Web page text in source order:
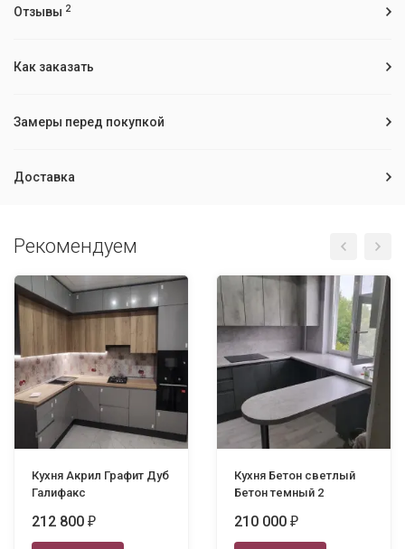
Отзывы 2
Как заказать
Замеры перед покупкой
Доставка
Рекомендуем
Кухня Акрил Графит Дуб
Галифакс
212 800 ₽
Кухня Бетон светлый
Бетон темный 2
210 000 ₽